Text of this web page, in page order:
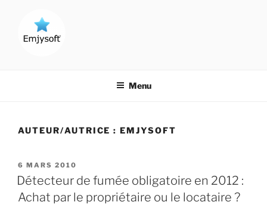
contenu
Menu
AUTEUR/AUTRICE :EMJYSOFT
PUBLIÉ
LE
6 MARS 2010
Détecteur de fumée obligatoire en 2012 :
Achat par le propriétaire ou le locataire ?